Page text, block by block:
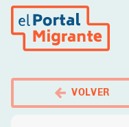
Pasar
contenido
VOLVER